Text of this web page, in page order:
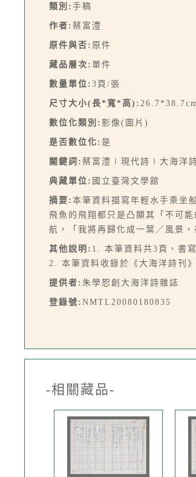
類別: 手稿
作者: 蔡富澧
原件與否: 原件
藏品層次: 單件
數量單位: 3頁/張
尺寸大小(長*寬*高):
數位化類別: 影像(圖片)
是否數位化: 是
關鍵詞: 蔡富澧∣現代詩∣大海洋詩
典藏單位: 國立臺灣文學館
摘要: 本筆資料描寫年輕水手乘坐
飛魚的飛翔都只是凸顯其「不可
航，「我將再歸化成一葉／風景
其他說明: 1. 本筆資料共3頁，書
2. 本筆資料收錄於《大海洋詩刊
提供者: 朱學恕創大海洋詩雜誌
登錄號: NMTL20080180835
-相關藏品-